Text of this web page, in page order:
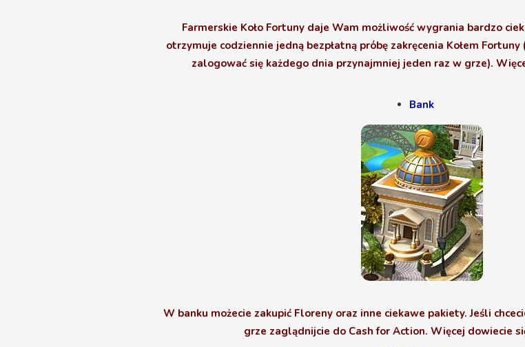
Farmerskie Koło Fortuny daje Wam możliwość wygrania bardzo
otrzymuje codziennie jedną bezpłatną próbę zakręcenia Kołem
zalogować się każdego dnia przynajmniej jeden raz w grze).
Bank
W banku możecie zakupić Floreny oraz inne ciekawe pakiety. Jeśli
grze zaglądnijcie do Cash for Action. Więcej dowiecie